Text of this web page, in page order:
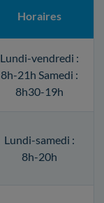
Horaires
Lundi-vendredi :
8h-21h Samedi :
8h30-19h
Lundi-samedi :
8h-20h